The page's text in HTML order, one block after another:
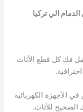
الي تركيا
فك كل قطع الأثاث
الأجهزة الكهربائية
الصحيح للأثاث.